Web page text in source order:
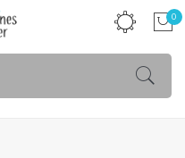
0